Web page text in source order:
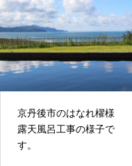
京丹後市のはなれ櫂様
露天風呂工事の様子で
す。